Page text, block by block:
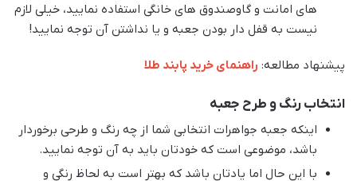
های امانت و گاوصندوق های خانگی استفاده نمایید، خیلی لازم
نیست به قفل دار بودن جعبه و یا نداشتن آن توجه نمایید!
پیشنهاد مطالعه: راهنمای خرید پابند طلا
انتخاب رنگ و طرح جعبه
اینکه جعبه جواهرات انتخابی شما از چه رنگ و طرحی برخوردار
باشد، موضوعی است که خودتان باید به آن توجه نمایید.
با این حال اما یادتان باشد که بهتر است به لحاظ رنگی و